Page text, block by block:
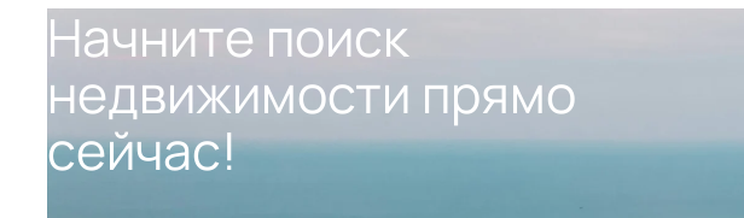
Начните поиск
недвижимости прямо
сейчас!